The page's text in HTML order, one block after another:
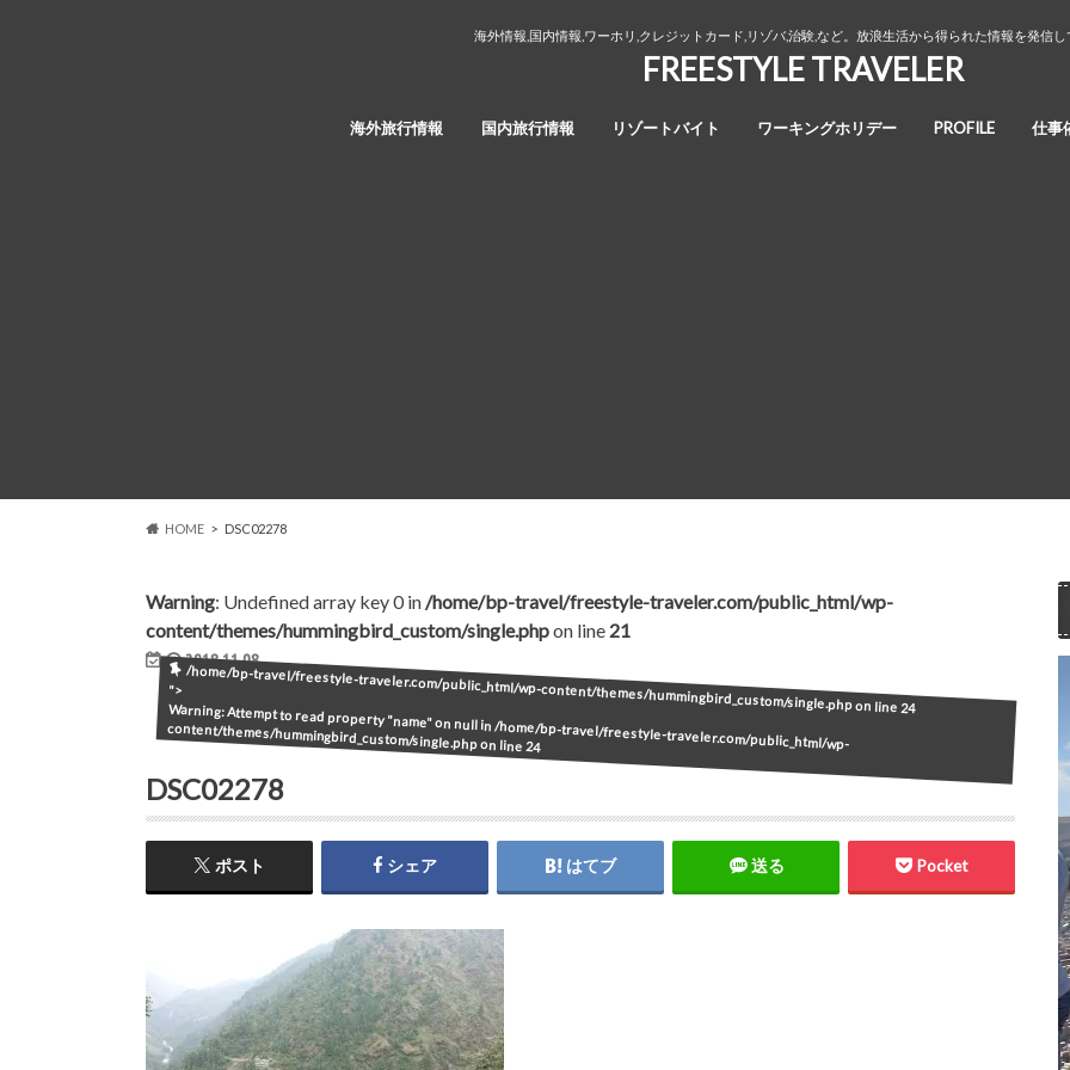
海外情報,国内情報,ワーホリ,クレジットカード,リゾバ,治験,など。放浪生活から得られた情報を発信
FREESTYLE TRAVELER
海外旅行情報 国内旅行情報 リゾートバイト ワーキングホリデー PROFILE 仕事
HOME DSC02278
Warning: Undefined array key 0 in/home/bp-travel/freestyle-traveler.com/public_html/wp-
content/themes/hummingbird_custom/single.phpon line 21
2018.11.08
/home/bp-travel/freestyle-traveler.com/public_html/wp-content/themes/hummingbird_custom/single.php on line24
">
Warning: Attempt to read property "name" on null in/home/bp-travel/freestyle-traveler.com/public_html/wp-
content/themes/hummingbird_custom/single.phpon line 24
DSC02278
ポスト シェア はてブ 送る Pocket